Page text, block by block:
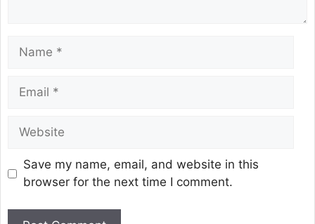
Save my name, email, and website in this
browser for the next time I comment.